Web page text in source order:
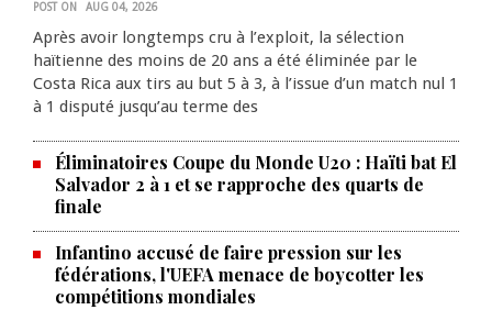
POST ON AUG 04, 2026
Après avoir longtemps cru à l’exploit, la sélection
haïtienne des moins de 20 ans a été éliminée par le
Costa Rica aux tirs au but 5 à 3, à l’issue d’un match nul 1
à 1 disputé jusqu’au terme des
Éliminatoires Coupe du Monde U20 : Haïti bat El
Salvador 2 à 1 et se rapproche des quarts de
finale
Infantino accusé de faire pression sur les
fédérations, l'UEFA menace de boycotter les
compétitions mondiales